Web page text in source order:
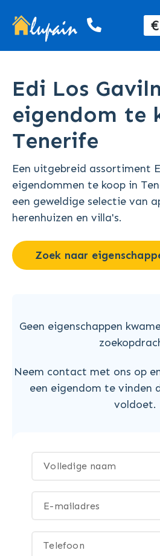
€
Edi Los
eigendom te
Tenerife
Een uitgebreid assortiment
eigendommen te koop in
een geweldige selectie van
herenhuizen en villa's.
Zoek naar
Geen eigenschappen
Neem contact met ons op
een eigendom te vinden
voldoet.